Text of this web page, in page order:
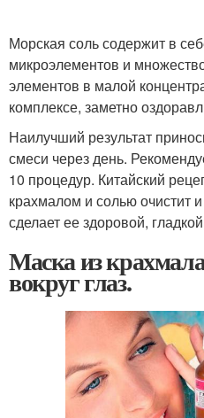
Морская соль содержит в
микроэлементов и
элементов в малой
комплексе, заметно
Наилучший результат
смеси через день.
10 процедур. Китайский
крахмалом и солью очистит
сделает ее здоровой,
Маска из
вокруг глаз.